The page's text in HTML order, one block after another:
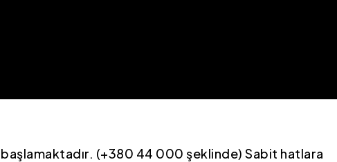
(+380 44 000 şeklinde) Sabit hatlara